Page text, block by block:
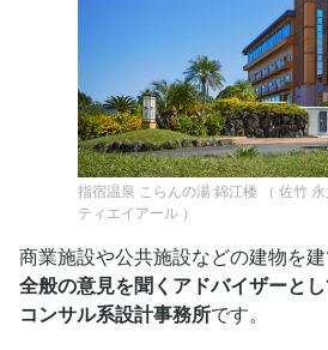
指宿温泉 こらんの湯 錦江楼 （ 佐竹 永
ティエイアール ）
商業施設や公共施設などの建物を建
全般の意見を聞くアドバイザーとし
コンサル系設計事務所です。